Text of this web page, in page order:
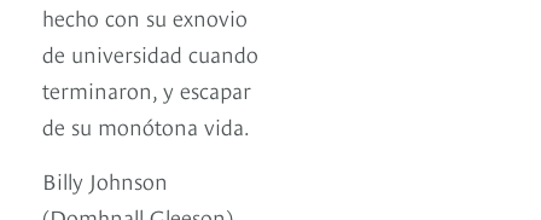
hecho con su exnovio
de universidad cuando
terminaron, y escapar
de su monótona vida.
Billy Johnson